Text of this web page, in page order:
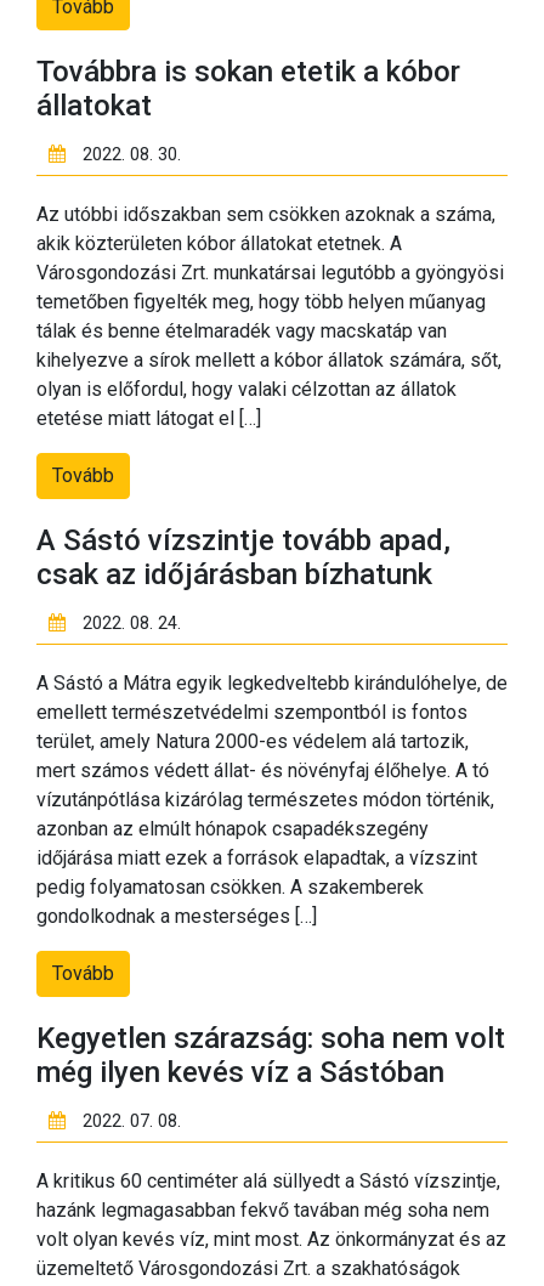
Tovább
Továbbra is sokan etetik a kóbor
állatokat
2022. 08. 30.
Az utóbbi időszakban sem csökken azoknak a száma,
akik közterületen kóbor állatokat etetnek. A
Városgondozási Zrt. munkatársai legutóbb a gyöngyösi
temetőben figyelték meg, hogy több helyen műanyag
tálak és benne ételmaradék vagy macskatáp van
kihelyezve a sírok mellett a kóbor állatok számára, sőt,
olyan is előfordul, hogy valaki célzottan az állatok
etetése miatt látogat el […]
Tovább
A Sástó vízszintje tovább apad,
csak az időjárásban bízhatunk
2022. 08. 24.
A Sástó a Mátra egyik legkedveltebb kirándulóhelye, de
emellett természetvédelmi szempontból is fontos
terület, amely Natura 2000-es védelem alá tartozik,
mert számos védett állat- és növényfaj élőhelye. A tó
vízutánpótlása kizárólag természetes módon történik,
azonban az elmúlt hónapok csapadékszegény
időjárása miatt ezek a források elapadtak, a vízszint
pedig folyamatosan csökken. A szakemberek
gondolkodnak a mesterséges […]
Tovább
Kegyetlen szárazság: soha nem volt
még ilyen kevés víz a Sástóban
2022. 07. 08.
A kritikus 60 centiméter alá süllyedt a Sástó vízszintje,
hazánk legmagasabban fekvő tavában még soha nem
volt olyan kevés víz, mint most. Az önkormányzat és az
üzemeltető Városgondozási Zrt. a szakhatóságok